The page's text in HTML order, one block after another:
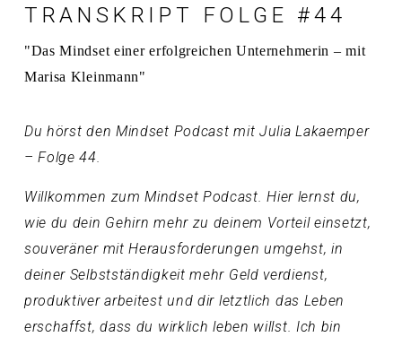
TRANSKRIPT FOLGE #44
"Das Mindset einer erfolgreichen Unternehmerin – mit
Marisa Kleinmann"
Du hörst den Mindset Podcast mit Julia Lakaemper
– Folge 44.
Willkommen zum Mindset Podcast. Hier lernst du,
wie du dein Gehirn mehr zu deinem Vorteil einsetzt,
souveräner mit Herausforderungen umgehst, in
deiner Selbstständigkeit mehr Geld verdienst,
produktiver arbeitest und dir letztlich das Leben
erschaffst, dass du wirklich leben willst. Ich bin